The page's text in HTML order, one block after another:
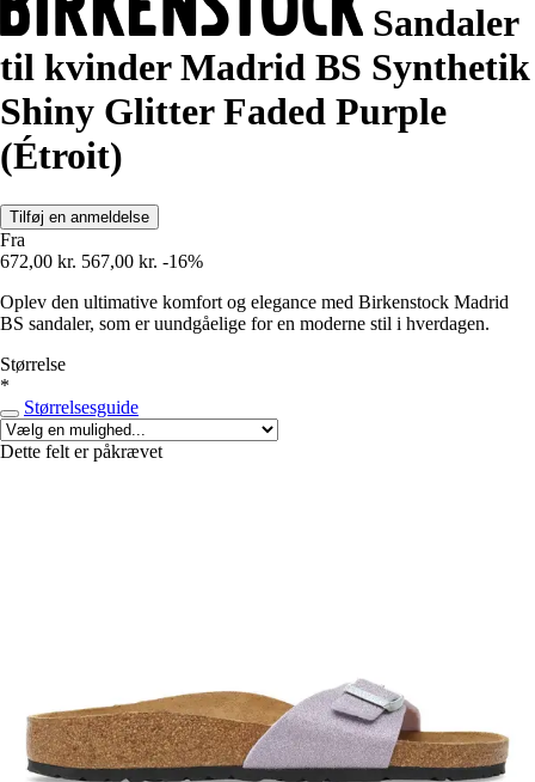
Sandaler
til kvinder Madrid BS Synthetik
Shiny Glitter Faded Purple
(Étroit)
Tilføj en anmeldelse
Fra
672,00 kr. 567,00 kr. -16%
Oplev den ultimative komfort og elegance med Birkenstock Madrid
BS sandaler, som er uundgåelige for en moderne stil i hverdagen.
Størrelse
*
Størrelsesguide
Dette felt er påkrævet